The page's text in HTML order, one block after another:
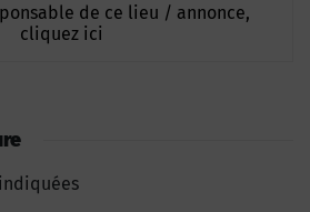
de ce lieu / annonce,
cliquez ici